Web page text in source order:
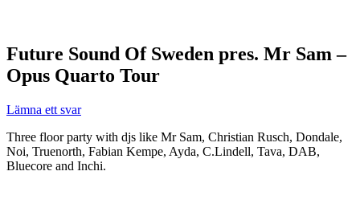
Future Sound Of Sweden pres. Mr Sam –
Opus Quarto Tour
Lämna ett svar
Three floor party with djs like Mr Sam, Christian Rusch, Dondale,
Noi, Truenorth, Fabian Kempe, Ayda, C.Lindell, Tava, DAB,
Bluecore and Inchi.